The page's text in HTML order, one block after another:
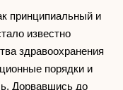
принципиальный и
известно
здравоохранения
порядки и
Дорвавшись до